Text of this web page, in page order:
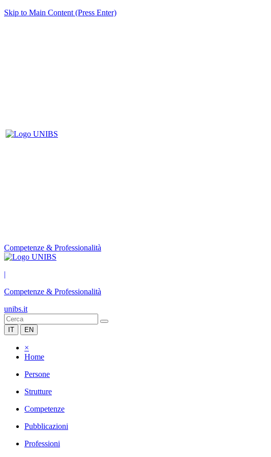
Skip to Main Content (Press Enter)
Competenze & Professionalità
|
Competenze & Professionalità
unibs.it
IT EN
×
Home
Persone
Strutture
Competenze
Pubblicazioni
Professioni